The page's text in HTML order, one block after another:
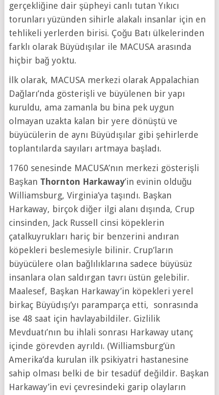
gerçekliğine dair şüpheyi canlı tutan Yıkıcı
torunları yüzünden sihirle alakalı insanlar için en
tehlikeli yerlerden birisi. Çoğu Batı ülkelerinden
farklı olarak Büyüdışılar ile MACUSA arasında
hiçbir bağ yoktu.
İlk olarak, MACUSA merkezi olarak Appalachian
Dağları’nda gösterişli ve büyülenen bir yapı
kuruldu, ama zamanla bu bina pek uygun
olmayan uzakta kalan bir yere dönüştü ve
büyücülerin de aynı Büyüdışılar gibi şehirlerde
toplantılarda sayıları artmaya başladı.
1760 senesinde MACUSA’nın merkezi gösterişli
Başkan Thornton Harkaway’in evinin olduğu
Williamsburg, Virginia’ya taşındı. Başkan
Harkaway, birçok diğer ilgi alanı dışında, Crup
cinsinden, Jack Russell cinsi köpeklerin
çatalkuyrukları hariç bir benzerini andıran
köpekleri beslemesiyle bilinir. Crup’ların
büyücülere olan bağlılıklarına sadece büyüsüz
insanlara olan saldırgan tavrı üstün gelebilir.
Maalesef, Başkan Harkaway’in köpekleri yerel
birkaç Büyüdışı’yı paramparça etti, sonrasında
ise 48 saat için havlayabildiler. Gizlilik
Mevduatı’nın bu ihlali sonrası Harkaway utanç
içinde görevden ayrıldı. (Williamsburg’ün
Amerika’da kurulan ilk psikiyatri hastanesine
sahip olması belki de bir tesadüf değildir. Başkan
Harkaway’in evi çevresindeki garip olayların